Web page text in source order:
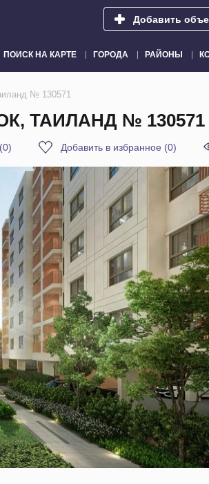
Добавить
ПОИСК НА КАРТЕ ГОРОДА РАЙОНЫ
№ 130571
ТАИЛАНД № 130571
(0) Добавить в избранное (0)